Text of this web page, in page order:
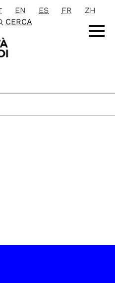
principale
EN ES FR
ZH
CERCA
magistrale in scienze dello sport